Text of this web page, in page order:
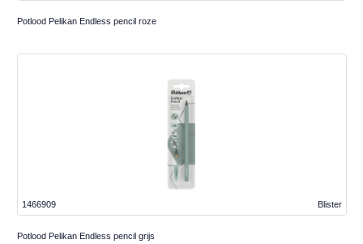
Potlood Pelikan Endless pencil roze
Blister
1466909
Potlood Pelikan Endless pencil grijs